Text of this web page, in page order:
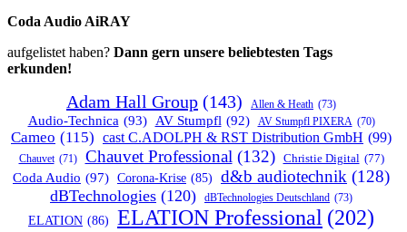
Coda Audio AiRAY
aufgelistet haben? Dann gern unsere beliebtesten Tags
erkunden!
Adam Hall Group (143) Allen & Heath (73)
Audio-Technica (93) AV Stumpfl (92) AV Stumpfl PIXERA (70)
Cameo (115) cast C.ADOLPH & RST Distribution GmbH (99)
Chauvet (71) Chauvet Professional (132) Christie Digital (77)
Coda Audio (97) Corona-Krise (85) d&b audiotechnik (128)
dBTechnologies (120) dBTechnologies Deutschland (73)
ELATION (86) ELATION Professional (202)